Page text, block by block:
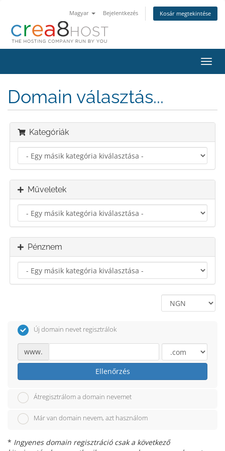
Magyar Bejelentkezés Kosár megtekintése
a
Domain választás...
Kategóriák
Műveletek
Pénznem
Új domain nevet regisztrálok
www.
Ellenőrzés
Átregisztrálom a domain nevemet
Már van domain nevem, azt használom
* Ingyenes domain regisztráció csak a következő